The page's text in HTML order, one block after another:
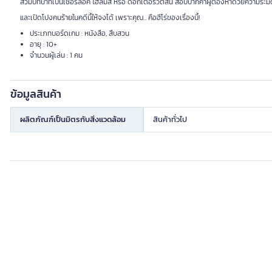
และเปิดโปงคนร้ายในคดีนี้ให้จงได้ เพราะคุณ.. คือฮีโร่ของเรื่องนี้!
ประเภทบอร์ดเกม : หนังสือ, สืบสวน
อายุ : 10+
จำนวนผู้เล่น : 1 คน
ข้อมูลสินค้า
ผลิตภัณฑ์เป็นมิตรกับสิ่งแวดล้อม สินค้าทั่วไป